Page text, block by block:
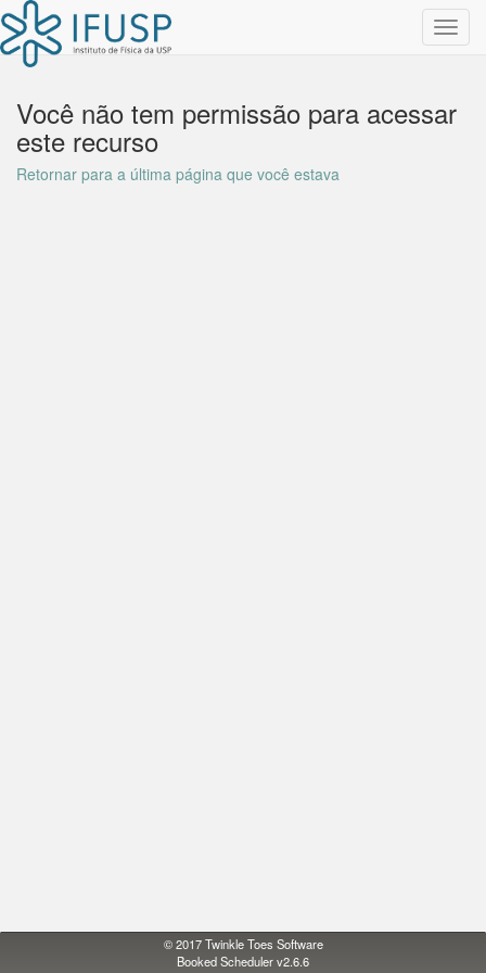
Você não tem permissão para acessar
este recurso
Retornar para a última página que você estava
© 2017Twinkle Toes Software
Booked Scheduler v2.6.6